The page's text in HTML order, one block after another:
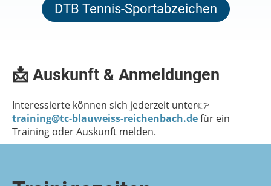
DTB Tennis-Sportabzeichen
📩 Auskunft & Anmeldungen
Interessierte können sich jederzeit unter👉
training@tc-blauweiss-reichenbach.defür ein
Training oder Auskunft melden.